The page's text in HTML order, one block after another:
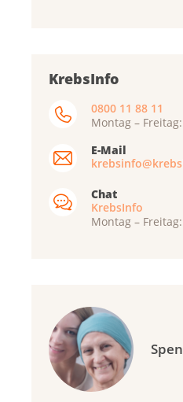
KrebsInfo
0800 11 88 11
Montag –
E-Mail
Chat
KrebsInfo
Montag –